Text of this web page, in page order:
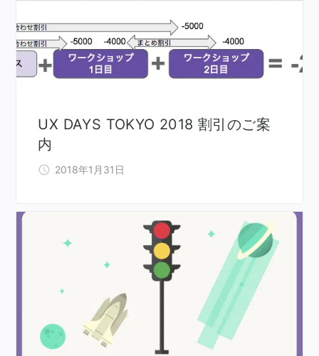
UX DAYS TOKYO 2018 割引のご案
内
2018年1月31日